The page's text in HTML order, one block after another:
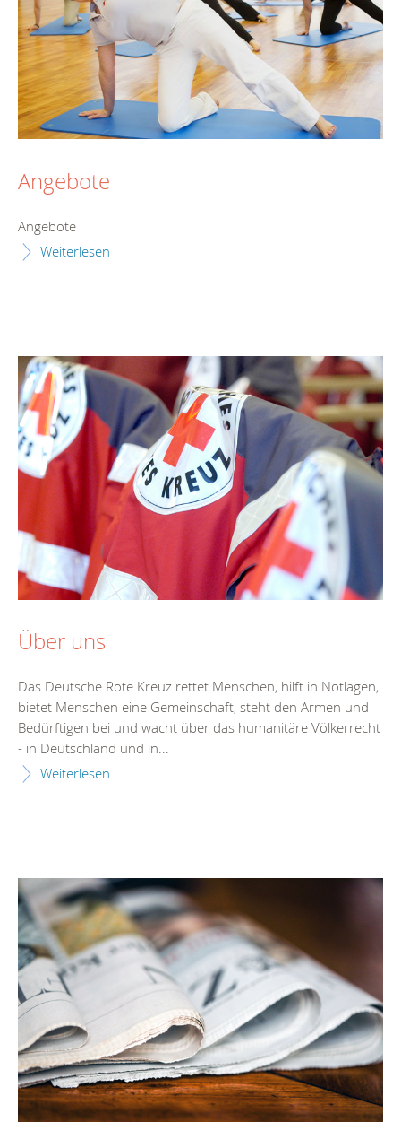
Angebote
Angebote
Weiterlesen
Über uns
Das Deutsche Rote Kreuz rettet Menschen, hilft in Notlagen,
bietet Menschen eine Gemeinschaft, steht den Armen und
Bedürftigen bei und wacht über das humanitäre Völkerrecht
- in Deutschland und in...
Weiterlesen